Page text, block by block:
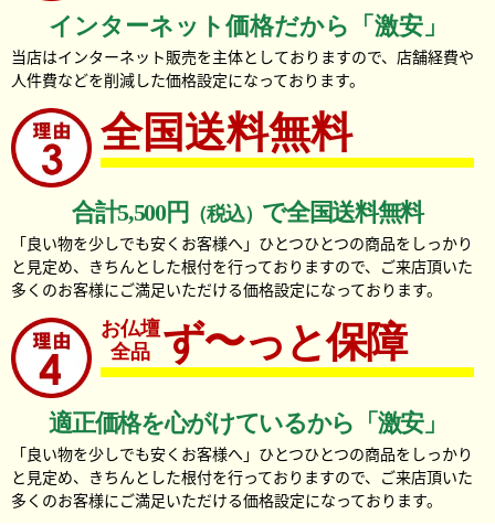
インターネット価格だから「激安」
当店はインターネット販売を主体としておりますので、店舗経費や
人件費などを削減した価格設定になっております。
全国送料無料
合計5,500円 （税込） で全国送料無料
「良い物を少しでも安くお客様へ」ひとつひとつの商品をしっかり
と見定め、きちんとした根付を行っておりますので、ご来店頂いた
多くのお客様にご満足いただける価格設定になっております。
お仏壇
全品 ず〜っと保障
適正価格を心がけているから「激安」
「良い物を少しでも安くお客様へ」ひとつひとつの商品をしっかり
と見定め、きちんとした根付を行っておりますので、ご来店頂いた
多くのお客様にご満足いただける価格設定になっております。